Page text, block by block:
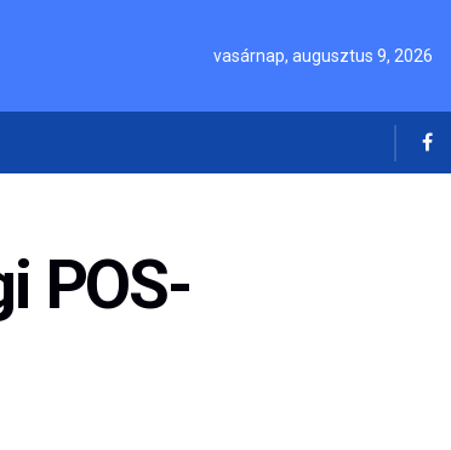
vasárnap, augusztus 9, 2026
POS-